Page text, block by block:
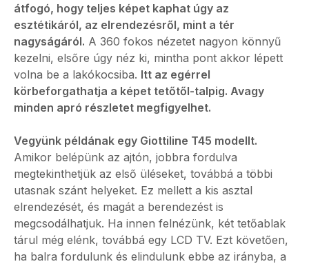
átfogó, hogy teljes képet kaphat úgy az
esztétikáról, az elrendezésről, mint a tér
nagyságáról. A 360 fokos nézetet nagyon könnyű
kezelni, elsőre úgy néz ki, mintha pont akkor lépett
volna be a lakókocsiba. Itt az egérrel
körbeforgathatja a képet tetőtől-talpig. Avagy
minden apró részletet megfigyelhet.
Vegyünk példának egy Giottiline T45 modellt.
Amikor belépünk az ajtón, jobbra fordulva
megtekinthetjük az első üléseket, továbbá a többi
utasnak szánt helyeket. Ez mellett a kis asztal
elrendezését, és magát a berendezést is
megcsodálhatjuk. Ha innen felnézünk, két tetőablak
tárul még elénk, továbbá egy LCD TV. Ezt követően,
ha balra fordulunk és elindulunk ebbe az irányba, a